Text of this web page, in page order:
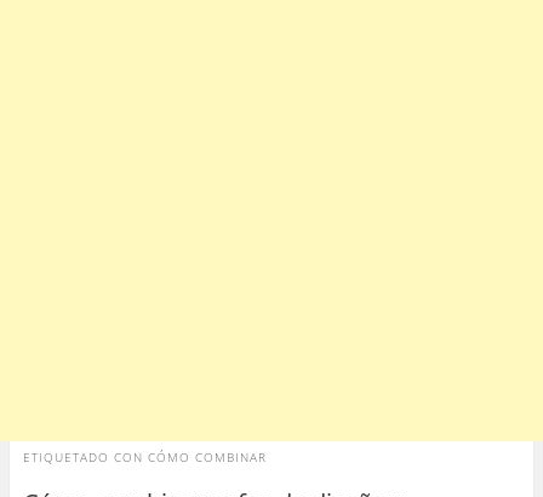
ETIQUETADO CON CÓMO COMBINAR